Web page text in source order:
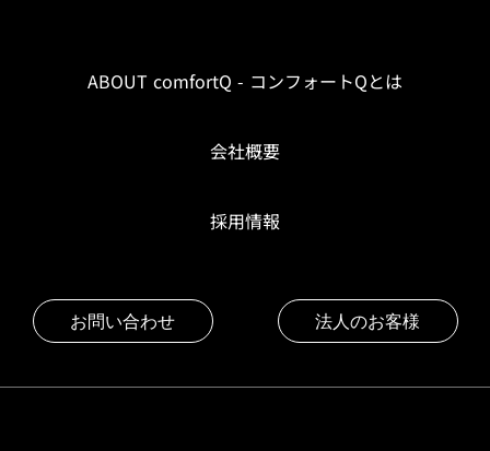
ABOUT comfortQ - コンフォートQとは
会社概要
採用情報
お問い合わせ 法人のお客様